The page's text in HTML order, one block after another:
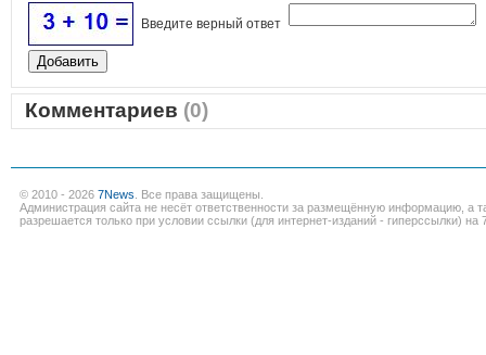
Введите верный ответ
Комментариев (0)
© 2010 - 2026 7News . Все права защищены.
Администрация сайта не несёт ответственности за размещённую информацию, а
разрешается только при условии ссылки (для интернет-изданий - гиперссылки) на